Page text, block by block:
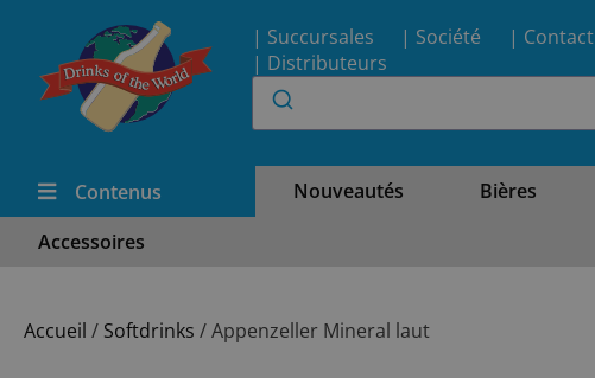
| Succursales | Société | Contact
| Distributeurs
Contenus Nouveautés Bières
Accessoires
Accueil / Softdrinks / Appenzeller Mineral laut